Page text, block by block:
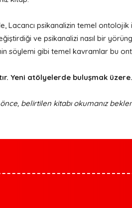
Lacancı psikanalizin temel ontolojik
ve psikanalizi nasıl bir
söylemi gibi temel kavramlar bu
Yeni atölyelerde buluşmak
belirtilen kitabı okumanız